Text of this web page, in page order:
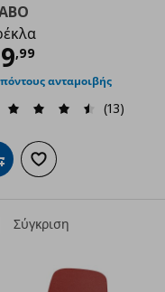
,99
ανταμοιβής
(13)
στο καλάθι
Προσθήκη στα
Σύγκριση